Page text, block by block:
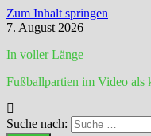
Zum Inhalt springen
7. August 2026
In voller Länge
Fußballpartien im Video als
Suche nach: